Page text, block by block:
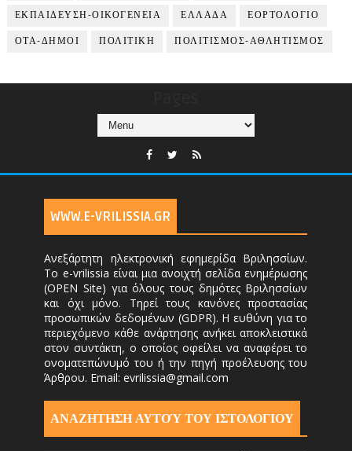
ΕΚΠΑΙΔΕΥΣΗ-ΟΙΚΟΓΕΝΕΙΑ ΕΛΛΑΔΑ ΕΟΡΤΟΛΟΓΙΟ
ΟΤΑ-ΔΗΜΟΙ ΠΟΛΙΤΙΚΗ ΠΟΛΙΤΙΣΜΟΣ-ΑΘΛΗΤΙΣΜΟΣ
WWW.E-VRILISSIA.GR
Ανεξάρτητη ηλεκτρονική εφημερίδα Βριλησσίων.
Το e-vrilissia είναι μια ανοιχτή σελίδα ενημέρωσης
(OPEN Site) για όλους τους δημότες Βριλησσίων
και όχι μόνο. Τηρεί τους κανόνες προστασίας
προσωπικών δεδομένων (GDPR). Η ευθύνη για το
περιεχόμενο κάθε ανάρτησης ανήκει αποκλειστικά
στον συντάκτη, ο οποίος οφείλει να αναφέρει το
ονοματεπώνυμό του ή την πηγή προέλευσης του
Άρθρου. Email: evrilissia@gmail.com
ΑΝΑΖΗΤΗΣΗ ΑΥΤΟΎ ΤΟΥ ΙΣΤΟΛΟΓΙΟΥ